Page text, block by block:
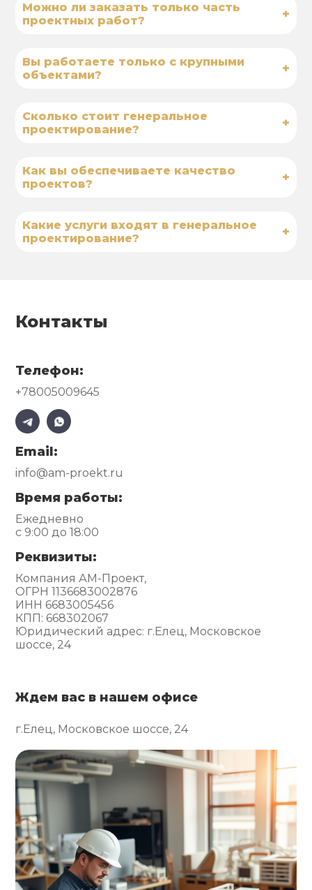
Можно ли заказать только часть
проектных работ?
+
Вы работаете только с крупными
объектами?
+
Сколько стоит генеральное
проектирование?
+
Как вы обеспечиваете качество
проектов?
+
Какие услуги входят в генеральное
проектирование?
+
Контакты
Телефон:
+78005009645
Email:
info@am-proekt.ru
Время работы:
Ежедневно
с 9:00 до 18:00
Реквизиты:
Компания АМ-Проект,
ОГРН 1136683002876
ИНН 6683005456
КПП: 668302067
Юридический адрес: г.Елец, Московское
шоссе, 24
Ждем вас в нашем офисе
г.Елец, Московское шоссе, 24